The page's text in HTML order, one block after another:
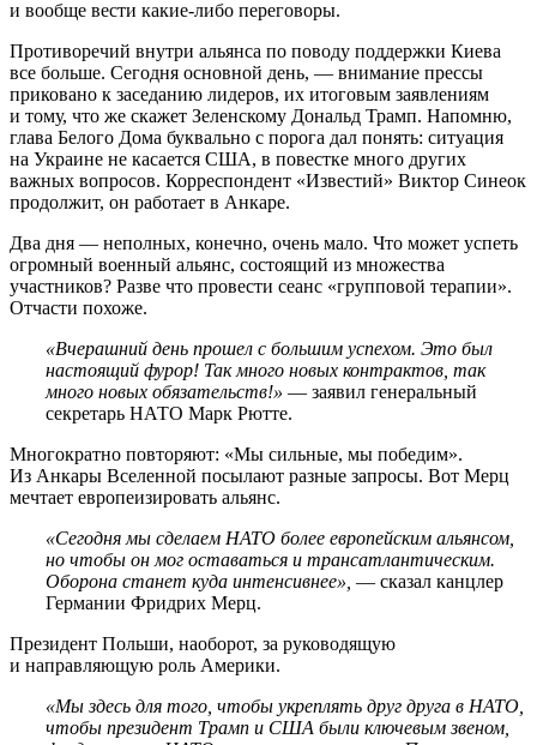
и вообще вести какие-либо переговоры.
Противоречий внутри альянса по поводу поддержки Киева
все больше. Сегодня основной день, — внимание прессы
приковано к заседанию лидеров, их итоговым заявлениям
и тому, что же скажет Зеленскому Дональд Трамп. Напомню,
глава Белого Дома буквально с порога дал понять: ситуация
на Украине не касается США, в повестке много других
важных вопросов. Корреспондент «Известий» Виктор Синеок
продолжит, он работает в Анкаре.
Два дня — неполных, конечно, очень мало. Что может успеть
огромный военный альянс, состоящий из множества
участников? Разве что провести сеанс «групповой терапии».
Отчасти похоже.
«Вчерашний день прошел с большим успехом. Это был
настоящий фурор! Так много новых контрактов, так
много новых обязательств!» — заявил генеральный
секретарь НАТО Марк Рютте.
Многократно повторяют: «Мы сильные, мы победим».
Из Анкары Вселенной посылают разные запросы. Вот Мерц
мечтает европеизировать альянс.
«Сегодня мы сделаем НАТО более европейским альянсом,
но чтобы он мог оставаться и трансатлантическим.
Оборона станет куда интенсивнее», — сказал канцлер
Германии Фридрих Мерц.
Президент Польши, наоборот, за руководящую
и направляющую роль Америки.
«Мы здесь для того, чтобы укреплять друг друга в НАТО,
чтобы президент Трамп и США были ключевым звеном,